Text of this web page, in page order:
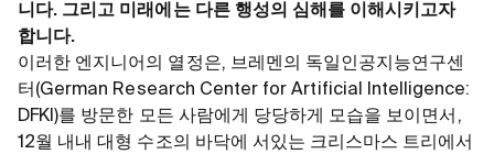
니다. 그리고 미래에는 다른 행성의 심해를 이해시키고자
합니다.
이러한 엔지니어의 열정은, 브레멘의 독일인공지능연구센
터(German Research Center for Artificial Intelligence:
DFKI)를 방문한 모든 사람에게 당당하게 모습을 보이면서,
12월 내내 대형 수조의 바닥에 서있는 크리스마스 트리에서